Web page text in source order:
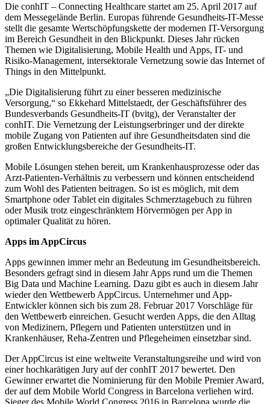
Die conhIT – Connecting Healthcare startet am 25. April 2017 auf
dem Messegelände Berlin. Europas führende Gesundheits-IT-Messe
stellt die gesamte Wertschöpfungskette der modernen IT-Versorgung
im Bereich Gesundheit in den Blickpunkt. Dieses Jahr rücken
Themen wie Digitalisierung, Mobile Health und Apps, IT- und
Risiko-Management, intersektorale Vernetzung sowie das Internet of
Things in den Mittelpunkt.
„Die Digitalisierung führt zu einer besseren medizinische
Versorgung,“ so Ekkehard Mittelstaedt, der Geschäftsführer des
Bundesverbands Gesundheits-IT (bvitg), der Veranstalter der
conhIT. Die Vernetzung der Leistungserbringer und der direkte
mobile Zugang von Patienten auf ihre Gesundheitsdaten sind die
großen Entwicklungsbereiche der Gesundheits-IT.
Mobile Lösungen stehen bereit, um Krankenhausprozesse oder das
Arzt-Patienten-Verhältnis zu verbessern und können entscheidend
zum Wohl des Patienten beitragen. So ist es möglich, mit dem
Smartphone oder Tablet ein digitales Schmerztagebuch zu führen
oder Musik trotz eingeschränktem Hörvermögen per App in
optimaler Qualität zu hören.
Apps im AppCircus
Apps gewinnen immer mehr an Bedeutung im Gesundheitsbereich.
Besonders gefragt sind in diesem Jahr Apps rund um die Themen
Big Data und Machine Learning. Dazu gibt es auch in diesem Jahr
wieder den Wettbewerb AppCircus. Unternehmer und App-
Entwickler können sich bis zum 28. Februar 2017 Vorschläge für
den Wettbewerb einreichen. Gesucht werden Apps, die den Alltag
von Medizinern, Pflegern und Patienten unterstützen und in
Krankenhäuser, Reha-Zentren und Pflegeheimen einsetzbar sind.
Der AppCircus ist eine weltweite Veranstaltungsreihe und wird von
einer hochkarätigen Jury auf der conhIT 2017 bewertet. Den
Gewinner erwartet die Nominierung für den Mobile Premier Award,
der auf dem Mobile World Congress in Barcelona verliehen wird.
Sieger des Mobile World Congress 2016 in Barcelona wurde die